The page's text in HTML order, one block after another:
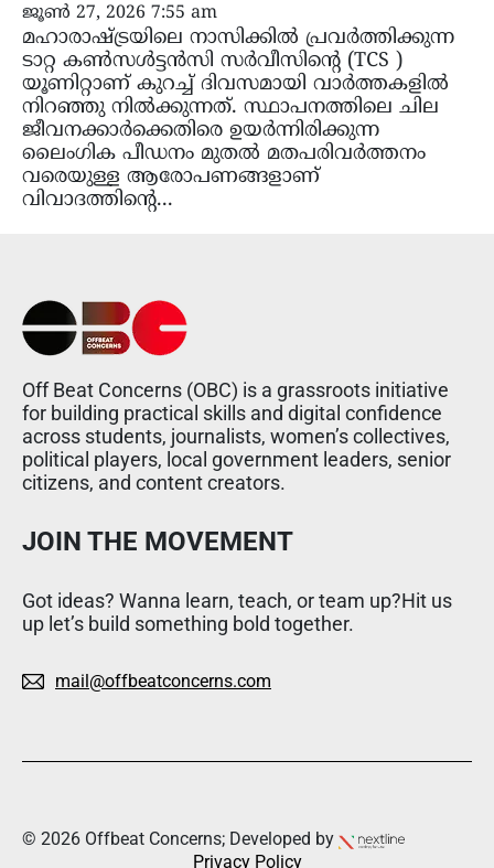
ജൂൺ 27, 2026 7:55 am
മഹാരാഷ്ട്രയിലെ നാസിക്കിൽ പ്രവർത്തിക്കുന്ന
ടാറ്റ കൺസൾട്ടൻസി സർവീസിന്‍റെ (TCS )
യൂണിറ്റാണ് കുറച്ച് ദിവസമായി വാർത്തകളിൽ
നിറഞ്ഞു നിൽക്കുന്നത്. സ്ഥാപനത്തിലെ ചില
ജീവനക്കാർക്കെതിരെ ഉയർന്നിരിക്കുന്ന
ലൈംഗിക പീഡനം മുതൽ മതപരിവർത്തനം
വരെയുള്ള ആരോപണങ്ങളാണ്
വിവാദത്തിന്‍റെ...
Off Beat Concerns (OBC) is a grassroots initiative
for building practical skills and digital confidence
across students, journalists, women’s collectives,
political players, local government leaders, senior
citizens, and content creators.
JOIN THE MOVEMENT
Got ideas? Wanna learn, teach, or team up?Hit us
up let’s build something bold together.
mail@offbeatconcerns.com
© 2026 Offbeat Concerns; Developed by
Privacy Policy